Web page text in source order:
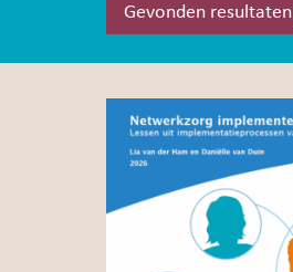
Gevonden resultaten